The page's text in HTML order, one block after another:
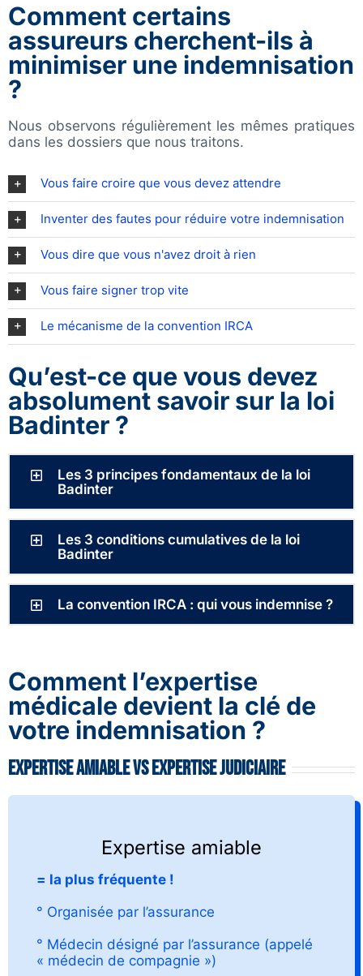
Comment certains
assureurs cherchent-ils à
minimiser une indemnisation
?
Nous observons régulièrement les mêmes pratiques
dans les dossiers que nous traitons.
Vous faire croire que vous devez attendre
Inventer des fautes pour réduire votre indemnisation
Vous dire que vous n'avez droit à rien
Vous faire signer trop vite
Le mécanisme de la convention IRCA
Qu’est-ce que vous devez
absolument savoir sur la loi
Badinter ?
Les 3 principes fondamentaux de la loi
Badinter
Les 3 conditions cumulatives de la loi
Badinter
La convention IRCA : qui vous indemnise ?
Comment l’expertise
médicale devient la clé de
votre indemnisation ?
Expertise amiable vs expertise judiciaire
Expertise amiable
= la plus fréquente !
° Organisée par l’assurance
° Médecin désigné par l’assurance (appelé
« médecin de compagnie »)